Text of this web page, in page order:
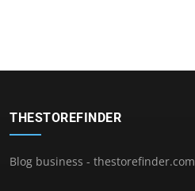
THESTOREFINDER
Blog business - thestorefinder.com